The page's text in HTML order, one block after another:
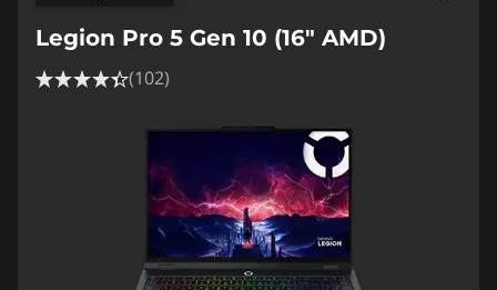
Legion Pro 5 Gen 10 (16" AMD)
(102)